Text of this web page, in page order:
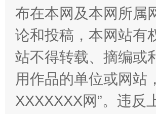
站台名比不上好声名
布在本网及本网所属
论和投稿，本网站有
站不得转载、摘编或
用作品的单位或网站
XXXXXXX网”。违反